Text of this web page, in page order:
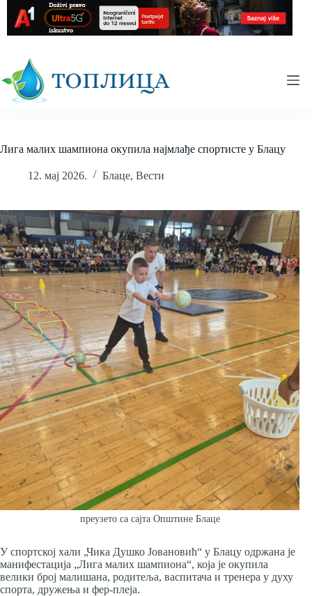
content
Лига малих шампиона окупила најмлађе спортисте у Блацу
12. мај 2026. Блаце, Вести
преузето са сајта Општине Блаце
У спортској хали „Чика Душко Јовановић“ у Блацу одржана је
манифестација „Лига малих шампиона“, која је окупила
велики број малишана, родитеља, васпитача и тренера у духу
спорта, дружења и фер-плеја.